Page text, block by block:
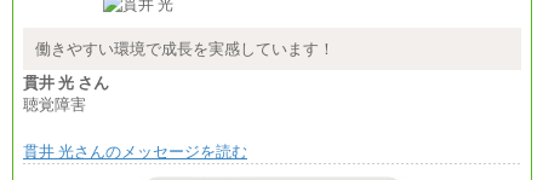
総合職 月給208,000～235,000円
※詳細はJTBキャリアサイトよりご確認ください。
総合職 月給220,000～230,000円＋地域間調整給
働きやすい環境で成長を実感しています！
貫井 光 さん
聴覚障害
貫井 光さんのメッセージを読む